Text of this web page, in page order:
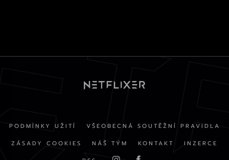
PODMÍNKY UŽITÍ
VŠEOBECNÁ SOUTĚŽNÍ PRAVIDLA
ZÁSADY COOKIES
NÁŠ TÝM KONTAKT
INZERCE